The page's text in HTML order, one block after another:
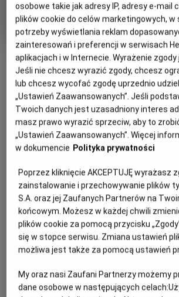
OBSERWUJ
El Clasico: FC
Madryt
Gatunek
Wydarzenie sportowe
Czas
trwania
135 min
OPIS WYDARZENIA
Wielki mecz na wielkim ekranie! Już
wielkim ekranie transmitujemy na
najbardziej elektryzujących spotkań
Są takie mecze, gdzie nie ma znaczenia
trofeum, o które toczy się mecz i
takie mecze, gdzie stają naprzeciwko
które od dekad toczą walkę o prym nie
ale również w całym piłkarskim świecie.
Barcelona - Real Madryt
Starcie największych rywali, pełne pasji,
osobowe takie jak adresy IP, adresy e-mail
plików cookie do celów marketingowych,
potrzeby wyświetlania reklam
zainteresowań i preferencji w serwisach
aplikacjach i w Internecie. Wyrażenie
Jeśli nie chcesz wyrazić zgody, chcesz
lub chcesz wycofać zgodę uprzednio
„Ustawień Zaawansowanych”. Jeśli
Twoich danych jest uzasadniony interes
masz prawo wyrazić sprzeciw, aby to
„Ustawień Zaawansowanych”. Więcej
w dokumencie Polityka prywatności
Poprzez kliknięcie AKCEPTUJĘ wyrażasz
zainstalowanie i przechowywanie plików
S.A. oraz jej Zaufanych Partnerów na
końcowym. Możesz w każdej chwili
plików cookie za pomocą przycisku
się w stopce serwisu. Zmiana ustawień
możliwa jest także za pomocą ustawień
My oraz nasi Zaufani Partnerzy możemy
dane osobowe w następujących celach: